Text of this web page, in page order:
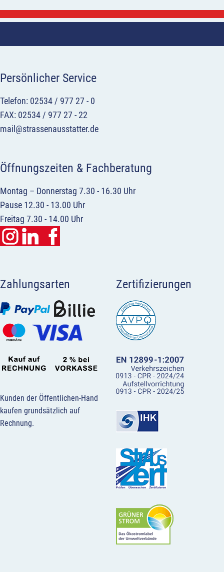
Persönlicher Service
Telefon: 02534 / 977 27 - 0
FAX: 02534 / 977 27 - 22
mail@strassenausstatter.de
Öffnungszeiten & Fachberatung
Montag – Donnerstag 7.30 - 16.30 Uhr
Pause 12.30 - 13.00 Uhr
Freitag 7.30 - 14.00 Uhr
Zahlungsarten
Kunden der Öffentlichen-Hand
kaufen grundsätzlich auf
Rechnung.
Zertifizierungen